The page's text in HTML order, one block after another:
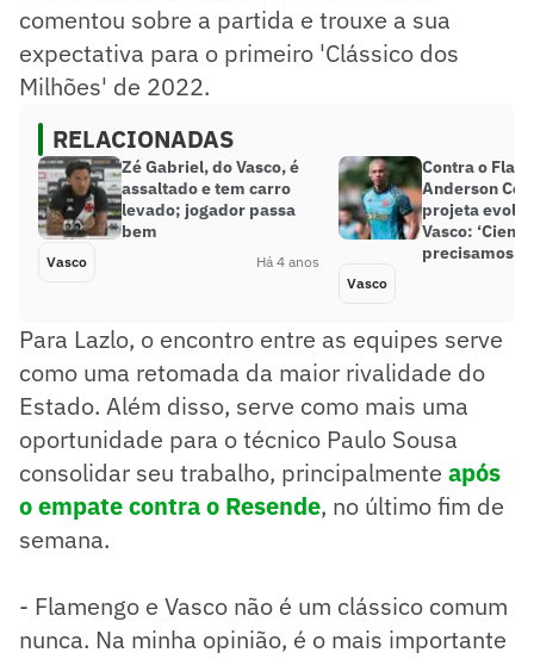
comentou sobre a partida e trouxe a sua
expectativa para o primeiro 'Clássico dos
Milhões' de 2022.
RELACIONADAS
Zé Gabriel, do Vasco, é
assaltado e tem carro
levado; jogador passa
bem
Vasco Há 4 anos
Contra o
Anderson
projeta
Vasco:
precisamos
Vasco
Para Lazlo, o encontro entre as equipes serve
como uma retomada da maior rivalidade do
Estado. Além disso, serve como mais uma
oportunidade para o técnico Paulo Sousa
consolidar seu trabalho, principalmente após
o empate contra o Resende, no último fim de
semana.
- Flamengo e Vasco não é um clássico comum
nunca. Na minha opinião, é o mais importante